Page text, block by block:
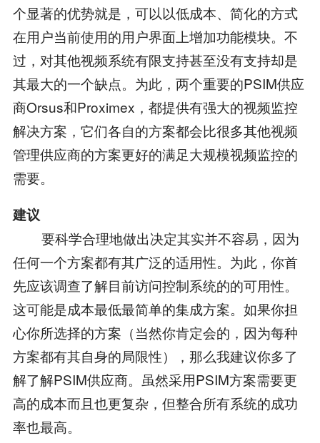
个显著的优势就是，可以以低成本、简化的方式
在用户当前使用的用户界面上增加功能模块。不
过，对其他视频系统有限支持甚至没有支持却是
其最大的一个缺点。为此，两个重要的PSIM供应
商Orsus和Proximex，都提供有强大的视频监控
解决方案，它们各自的方案都会比很多其他视频
管理供应商的方案更好的满足大规模视频监控的
需要。
建议
要科学合理地做出决定其实并不容易，因为
任何一个方案都有其广泛的适用性。为此，你首
先应该调查了解目前访问控制系统的的可用性。
这可能是成本最低最简单的集成方案。如果你担
心你所选择的方案（当然你肯定会的，因为每种
方案都有其自身的局限性），那么我建议你多了
解了解PSIM供应商。虽然采用PSIM方案需要更
高的成本而且也更复杂，但整合所有系统的成功
率也最高。